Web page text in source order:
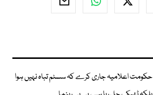
حکومت اعلامیہ جاری کرے کہ سسٹم تباہ نہیں ہوا